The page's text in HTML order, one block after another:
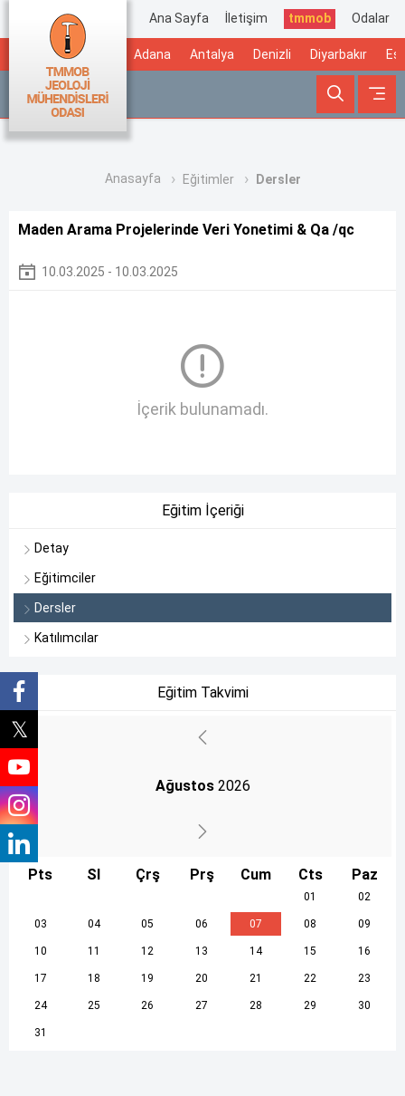
Ana Sayfa İletişim tmmob Odalar
Adana Antalya Denizli Diyarbakır
Anasayfa Eğitimler Dersler
Maden Arama Projelerinde Veri Yonetimi & Qa /qc
10.03.2025 - 10.03.2025
İçerik bulunamadı.
Eğitim İçeriği
Detay
Eğitimciler
Dersler
Katılımcılar
Eğitim Takvimi
Ağustos 2026
Pts Sl Çrş Prş Cum Cts Paz
01 02
03 04 05 06 07 08 09
10 11 12 13 14 15 16
17 18 19 20 21 22 23
24 25 26 27 28 29 30
31